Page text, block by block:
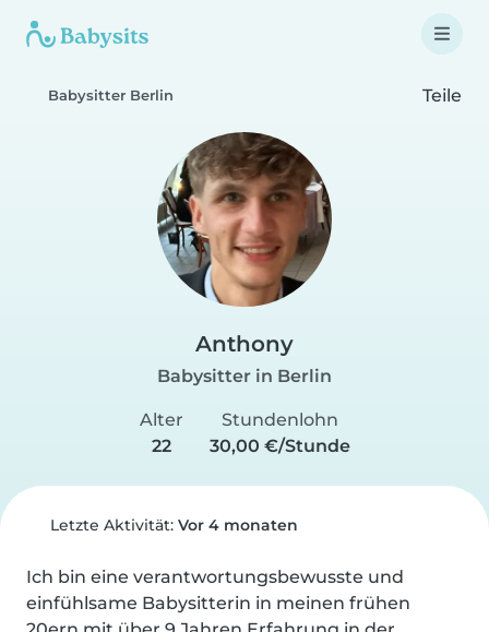
Babysitter Berlin Teile
Anthony
Babysitter in Berlin
Alter
22
Stundenlohn
30,00 €/Stunde
Letzte Aktivität: Vor 4 monaten
Ich bin eine verantwortungsbewusste und
einfühlsame Babysitterin in meinen frühen